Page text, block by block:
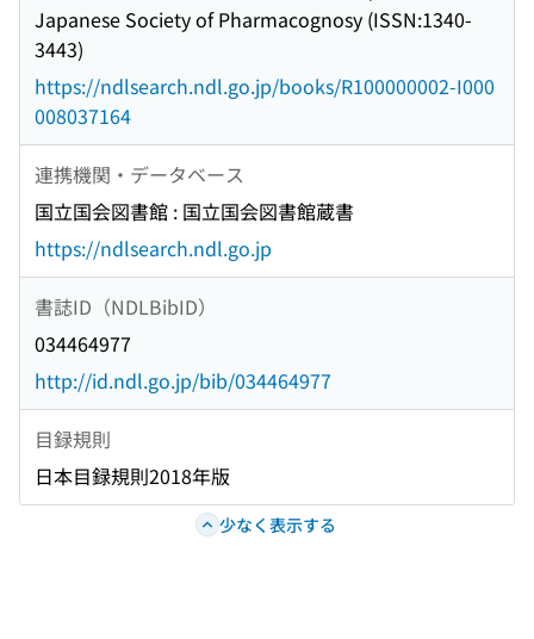
Japanese Society of Pharmacognosy (ISSN:1340-
3443)
https://ndlsearch.ndl.go.jp/books/R100000002-I000
008037164
連携機関・データベース
国立国会図書館 : 国立国会図書館蔵書
https://ndlsearch.ndl.go.jp
書誌ID（NDLBibID）
034464977
http://id.ndl.go.jp/bib/034464977
目録規則
日本目録規則2018年版
少なく表示する